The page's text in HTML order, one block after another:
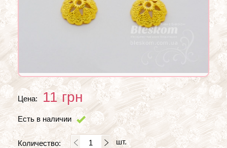
Цена: 11грн
Есть в наличии
Количество: шт.